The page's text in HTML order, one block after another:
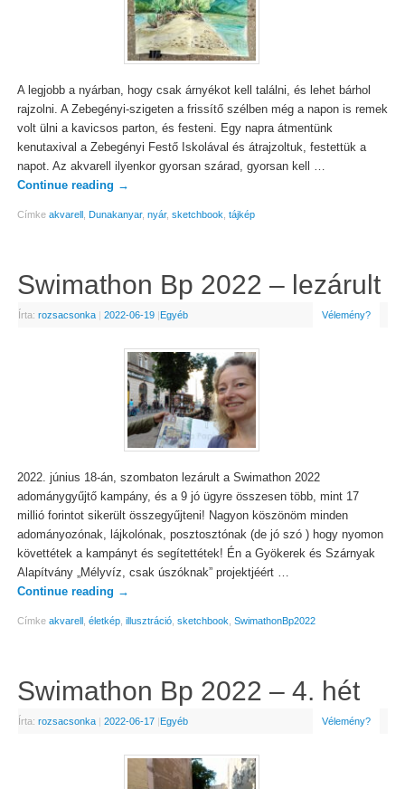
A legjobb a nyárban, hogy csak árnyékot kell találni, és lehet bárhol
rajzolni. A Zebegényi-szigeten a frissítő szélben még a napon is remek
volt ülni a kavicsos parton, és festeni. Egy napra átmentünk
kenutaxival a Zebegényi Festő Iskolával és átrajzoltuk, festettük a
napot. Az akvarell ilyenkor gyorsan szárad, gyorsan kell …
Continue reading →
Címke akvarell Dunakanyar, nyár, sketchbook tájkép
Swimathon Bp 2022 – lezárult
Írta: rozsacsonka 2022-06-19 Egyéb Vélemény?
2022. június 18-án, szombaton lezárult a Swimathon 2022
adománygyűjtő kampány, és a 9 jó ügyre összesen több, mint 17
millió forintot sikerült összegyűjteni! Nagyon köszönöm minden
adományozónak, lájkolónak, posztosztónak (de jó szó ) hogy nyomon
követtétek a kampányt és segítettétek! Én a Gyökerek és Szárnyak
Alapítvány „Mélyvíz, csak úszóknak” projektjéért …
Continue reading →
Címke akvarell, életkép, illusztráció, sketchbook SwimathonBp2022
Swimathon Bp 2022 – 4. hét
Írta: rozsacsonka | 2022-06-17 |Egyéb Vélemény?